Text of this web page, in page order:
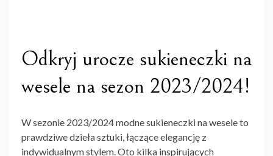
Odkryj urocze sukieneczki na
wesele na sezon 2023/2024!
W sezonie 2023/2024modne sukieneczki na weseleto
prawdziwe dzieła sztuki, łączące elegancję z
indywidualnym stylem. Oto kilka inspirujących